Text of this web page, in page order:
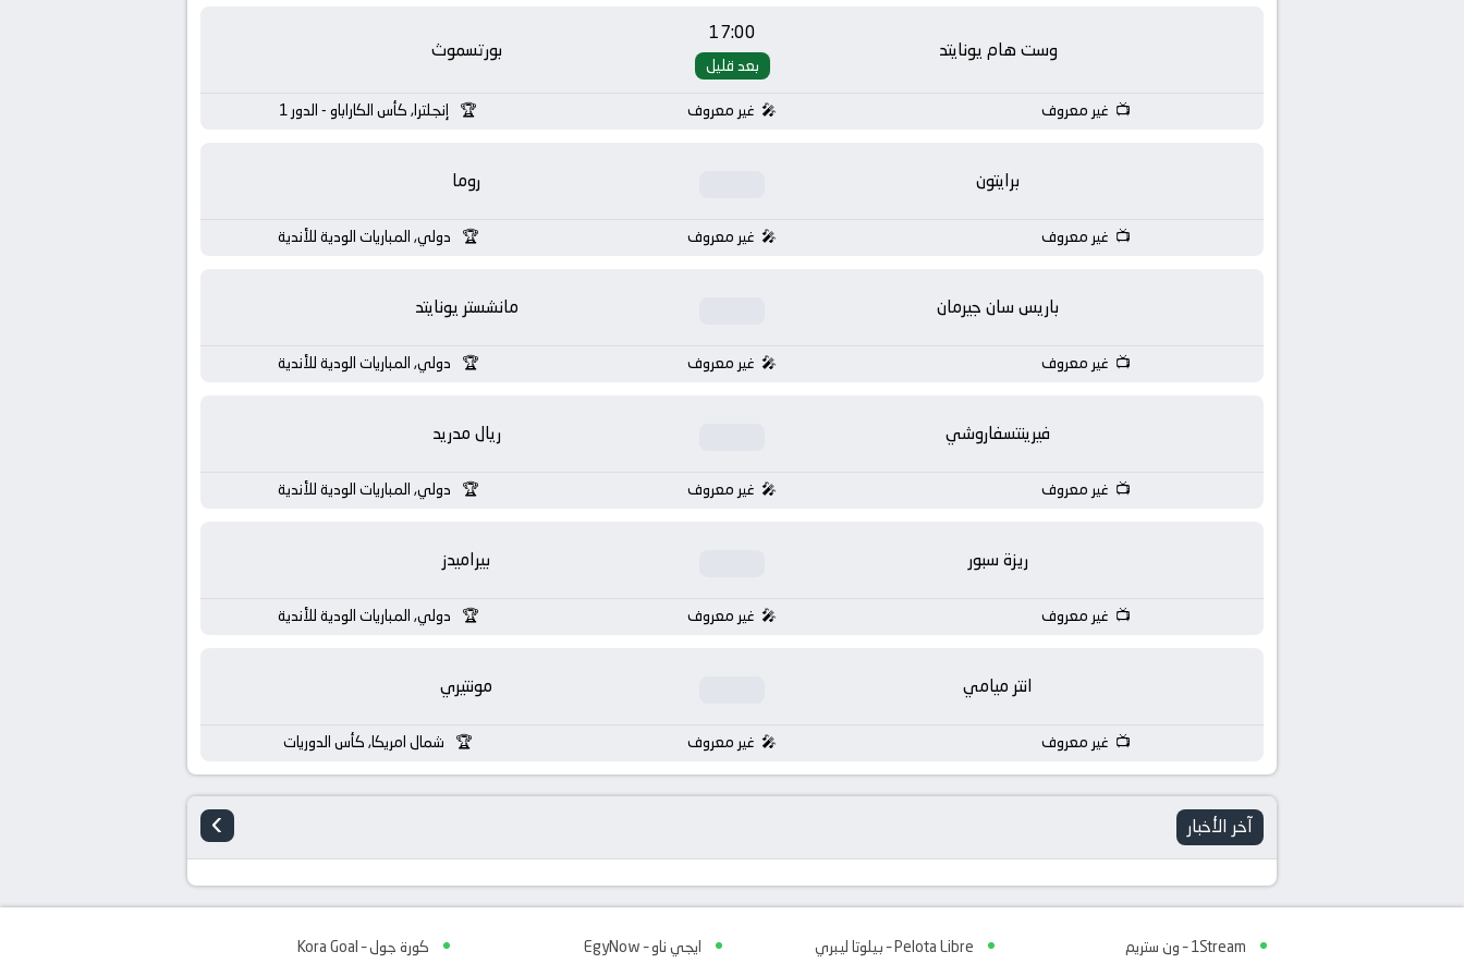
جوال
وست هام يونايتد
17:00
بعد قليل
بورتسموث
غير معروف غير معروف إنجلترا, كأس الكاراباو - الدور 1
برايتون روما
غير معروف غير معروف دولي, المباريات الودية للأندية
باريس سان جيرمان مانشستر يونايتد
غير معروف غير معروف دولي, المباريات الودية للأندية
فيرينتسفاروشي ريال مدريد
غير معروف غير معروف دولي, المباريات الودية للأندية
ريزة سبور بيراميدز
غير معروف غير معروف دولي, المباريات الودية للأندية
انتر ميامي مونتيري
غير معروف غير معروف شمال امريكا, كأس الدوريات
آخر الأخبار ›
1Stream – ون ستريم
Pelota Libre – بيلوتا ليبري
ايجي ناو – EgyNow
كورة جول – Kora Goal